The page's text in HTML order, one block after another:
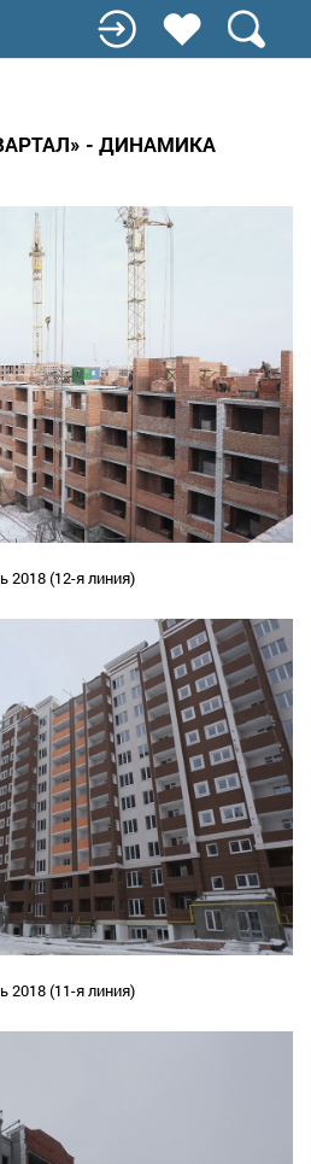
- ДИНАМИКА
2018 (12-я линия)
2018 (11-я линия)